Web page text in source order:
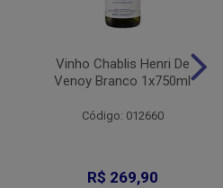
Vinho Chablis Henri De
Venoy Branco 1x750ml
Código: 012660
R$ 269,90